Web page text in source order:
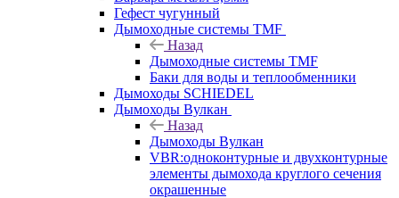
Гефест чугунный
Дымоходные системы TMF
Назад
Дымоходные системы TMF
Баки для воды и теплообменники
Дымоходы SCHIEDEL
Дымоходы Вулкан
Назад
Дымоходы Вулкан
VBR:одноконтурные и двухконтурные
элементы дымохода круглого сечения
окрашенные